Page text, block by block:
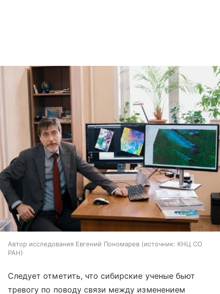
Автор исследования Евгений Пономарев источник: КНЦ СО
РАН
Следует отметить, что сибирские ученые бьют
тревогу по поводу связи между изменением